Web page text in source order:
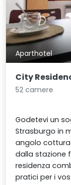
Aparthotel
City
52 camere
Godetevi un
Strasburgo in
angolo
dalla stazione
residenza
pratici per i